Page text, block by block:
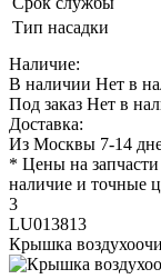
Тип насадки
Наличие:
В наличии Нет в
Под заказ Нет в
Доставка:
Из Москвы 7-14
* Цены на
наличие и точные
3
LU013813
Крышка